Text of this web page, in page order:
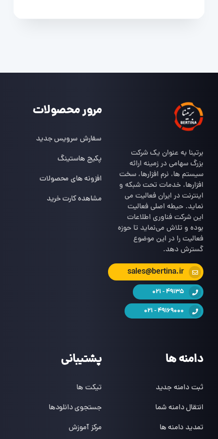
برتینا به عنوان یک شرکت
بزرگ سهامی در زمینه ارائه
سیستم ها، نرم افزارها، سخت
افزارها، خدمات تحت شبکه و
اینترنت در ایران فعالیت می
نماید. حیطه اصلی فعالیت
این شرکت فناوری اطلاعات
بوده و تلاش می‌نماید تا حوزه
فعالیت را در این موضوع
گسترش دهد.
sales@bertina.ir
49135 - 021
49169000 - 021
مرور محصولات
سفارش سرویس جدید
پکیج هاستینگ
افزونه های محصولات
مشاهده کارت خرید
دامنه ها
ثبت دامنه جدید
انتقال دامنه شما
تمدید دامنه ها
پشتیبانی
تیکت ها
جستجوی دانلودها
مرکز آموزش